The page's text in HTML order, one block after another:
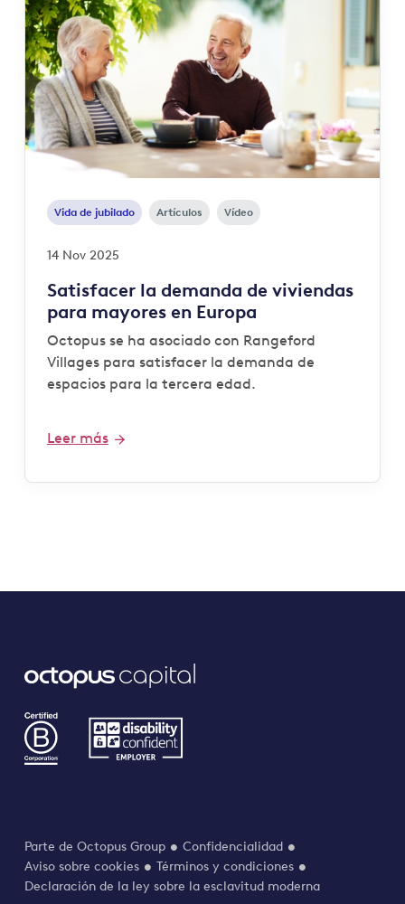
Vida de jubilado Artículos Vídeo
14 Nov 2025
Satisfacer la demanda de viviendas
para mayores en Europa
Octopus se ha asociado con Rangeford
Villages para satisfacer la demanda de
espacios para la tercera edad.
Leer más
Parte de Octopus Group
Confidencialidad
Aviso sobre cookies
Términos y condiciones
Declaración de la ley sobre la esclavitud moderna